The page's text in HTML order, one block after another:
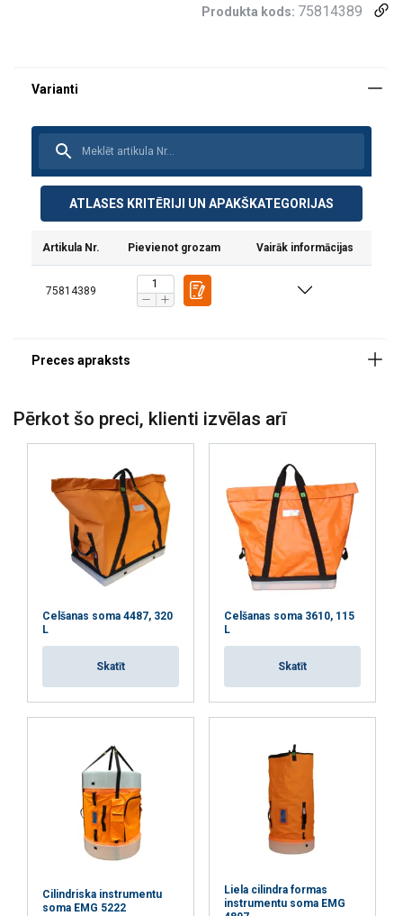
Produkta kods: 75814389
ATLASES KRITĒRIJI UN APAKŠKATEGORIJAS
Artikula Nr. Pievienot grozam Vairāk informācijas
75814389
Marķējums:
Standarts:
Pērkot šo preci, klienti izvēlas arī
Celšanas soma 4487, 320
L
Skatīt
Celšanas soma 3610, 115
L
Skatīt
Cilindriska instrumentu
soma EMG 5222
Liela cilindra formas
instrumentu soma EMG